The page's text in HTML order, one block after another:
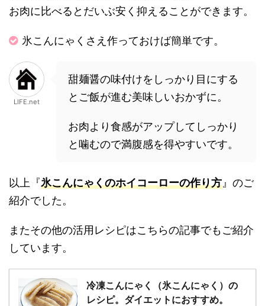
お肉に比べるとだいぶ安く抑えることができます。
氷こんにゃくさえ作っておけば簡単です。
LIFE.net
甜麺醤の味付けをしっかり目にする
とご飯が進む美味しいおかずに。
お肉より食感がアップしてしっかり
と噛むので満腹感を得やすいです。
以上『氷こんにゃくのホイコーローの作り方 』のご
紹介でした。
またその他の活用レシピはこちらの記事でもご紹介
しています。
冷凍こんにゃく（氷こんにゃく）の
レシピ。ダイエットにおすすめ。